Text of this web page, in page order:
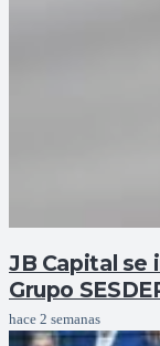
JB Capital se
Grupo
hace 2 semanas